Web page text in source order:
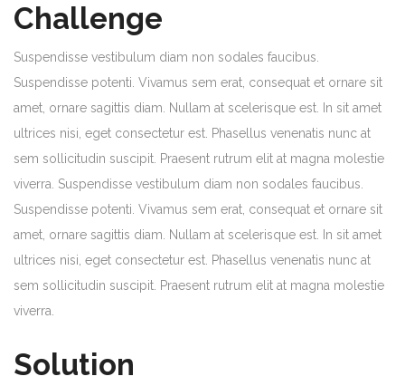
Challenge
Suspendisse vestibulum diam non sodales faucibus.
Suspendisse potenti. Vivamus sem erat, consequat et ornare sit
amet, ornare sagittis diam. Nullam at scelerisque est. In sit amet
ultrices nisi, eget consectetur est. Phasellus venenatis nunc at
sem sollicitudin suscipit. Praesent rutrum elit at magna molestie
viverra. Suspendisse vestibulum diam non sodales faucibus.
Suspendisse potenti. Vivamus sem erat, consequat et ornare sit
amet, ornare sagittis diam. Nullam at scelerisque est. In sit amet
ultrices nisi, eget consectetur est. Phasellus venenatis nunc at
sem sollicitudin suscipit. Praesent rutrum elit at magna molestie
viverra.
Solution